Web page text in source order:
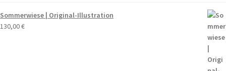
Sommerwiese | Original-Illustration
130,00€